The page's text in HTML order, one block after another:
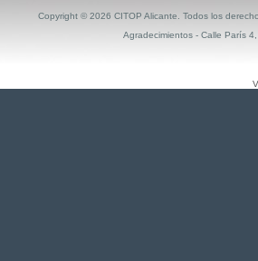
Copyright ©2026 CITOP Alicante. Todos los
Agradecimientos - Calle París